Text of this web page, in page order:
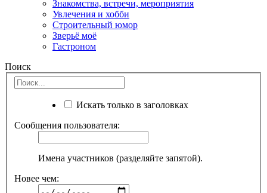
Знакомства, встречи, мероприятия
Увлечения и хобби
Строительный юмор
Зверьё моё
Гастроном
Поиск
Искать только в заголовках
Сообщения пользователя:
Имена участников (разделяйте запятой).
Новее чем: